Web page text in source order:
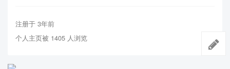
注册于 3年前
个人主页被 1405 人浏览